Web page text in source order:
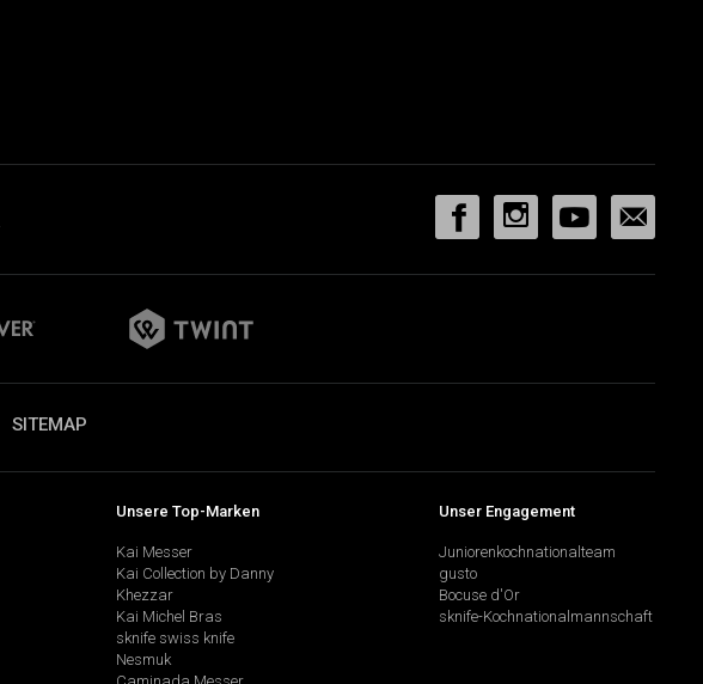
SITEMAP
Unsere Top-Marken
Kai Messer
Kai Collection by Danny
Khezzar
Kai Michel Bras
sknife swiss knife
Nesmuk
Unser Engagement
Juniorenkochnationalteam
gusto
Bocuse d'Or
sknife-Kochnationalmannschaft